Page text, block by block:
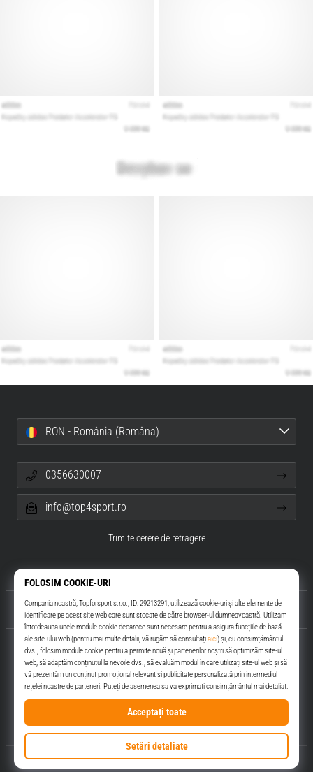
Top4Sport.ro
Despre noi
Servicii clienți
RON - România (Româna)
0356630007
info@top4sport.ro
Trimite cerere de retragere